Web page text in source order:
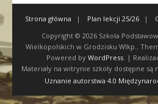
Strona główna Plan lekcji 25/26
Copyright © 2026 Szkola
Wielkopolskich w Grodzisku Wlkp.
.
Powered by WordPress . |
Materiały na witrynie szkoły dostępne są
Uznanie autorstwa 4.0